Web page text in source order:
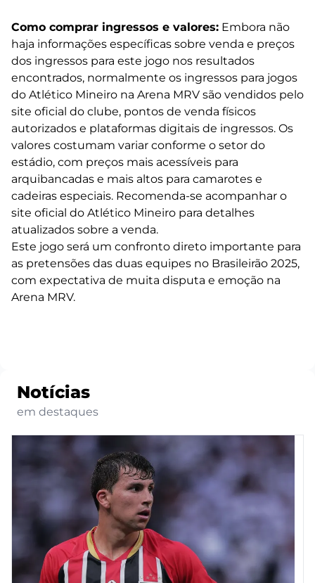
Como comprar ingressos e valores: Embora não
haja informações específicas sobre venda e preços
dos ingressos para este jogo nos resultados
encontrados, normalmente os ingressos para jogos
do Atlético Mineiro na Arena MRV são vendidos pelo
site oficial do clube, pontos de venda físicos
autorizados e plataformas digitais de ingressos. Os
valores costumam variar conforme o setor do
estádio, com preços mais acessíveis para
arquibancadas e mais altos para camarotes e
cadeiras especiais. Recomenda-se acompanhar o
site oficial do Atlético Mineiro para detalhes
atualizados sobre a venda.
Este jogo será um confronto direto importante para
as pretensões das duas equipes no Brasileirão 2025,
com expectativa de muita disputa e emoção na
Arena MRV.
Notícias
em destaques